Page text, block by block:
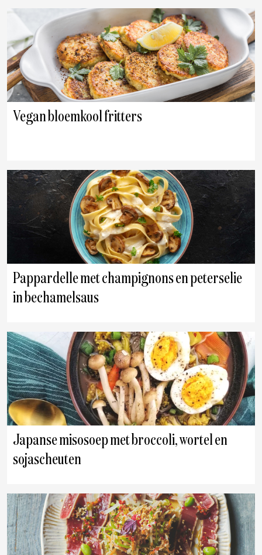
Vegan bloemkool fritters
Pappardelle met champignons en peterselie
in bechamelsaus
Japanse misosoep met broccoli, wortel en
sojascheuten